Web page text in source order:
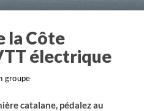
la Côte
électrique
groupe
catalane, pédalez au